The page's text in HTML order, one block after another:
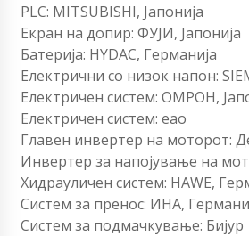
PLC: MITSUBISHI, Јапонија
Екран на допир: ФУJИ, Јапонија
Батерија: HYDAC, Германија
Електрични со низок напон:
Електричен систем: ОМРОН,
Електричен систем: еао
Главен инвертер на моторот:
Инвертер за напојување на
Хидрауличен систем: HAWE,
Систем за пренос: ИНА,
Систем за подмачкување: Бијур